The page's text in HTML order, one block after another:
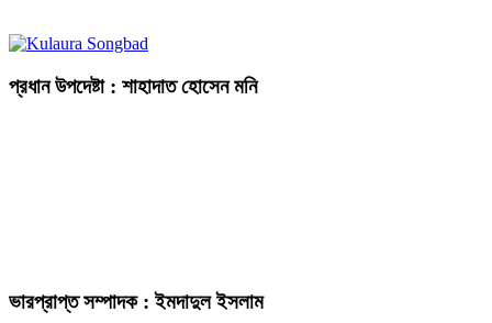
প্রধান উপদেষ্টা : শাহাদাত হোসেন মনি
ভারপ্রাপ্ত সম্পাদক : ইমদাদুল ইসলাম